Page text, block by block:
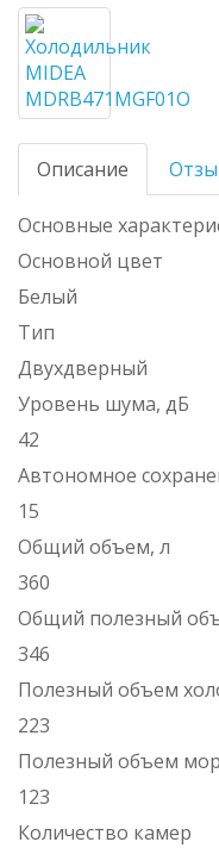
Описание
Основные
Основной цвет
Белый
Тип
Двухдверный
Уровень шума, дБ
42
Автономное
15
Общий объем, л
360
Общий полезный
346
Полезный объем
223
Полезный объем
123
Количество камер